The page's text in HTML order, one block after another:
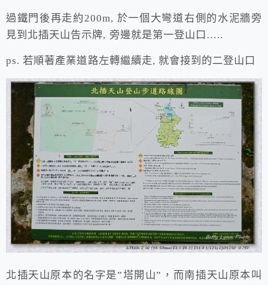
過鐵門後再走約200m, 於一個大彎道右側的水泥牆旁
見到北插天山告示牌, 旁邊就是第一登山口…..
ps. 若順著產業道路左轉繼續走, 就會接到的二登山口
北插天山原本的名字是”塔開山”，而南插天山原本叫